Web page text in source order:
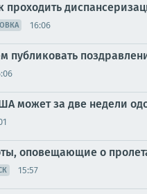
проходить
16:06
публиковать
может за две недели
оповещающие о
15:57